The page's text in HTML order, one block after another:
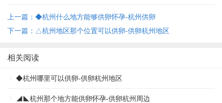
上一篇：◆杭州什么地方能够供卵怀孕-杭州供卵
下一篇：△杭州地区那个位置可以供卵-供卵杭州地区
相关阅读
◆杭州哪里可以供卵-供卵杭州地区
◢◣杭州那个地方能供卵怀孕-供卵杭州周边